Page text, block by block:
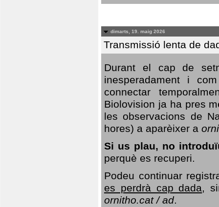
dimarts, 19. maig 2026
Transmissió lenta de
Durant el cap de
inesperadament i
connectar
Biolovision ja ha pres
les observacions de
hores) a aparèixer a
Si us plau, no
perquè es recuperi.
Podeu continuar
es perdrà cap dada,
ornitho.cat / ad.